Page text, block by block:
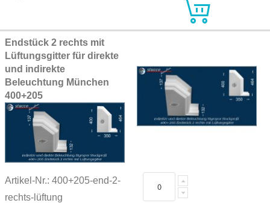
Endstück 2 rechts mit
Lüftungsgitter für direkte
und indirekte
Beleuchtung München
400+205
Artikel-Nr.: 400+205-end-2-
rechts-lüftung